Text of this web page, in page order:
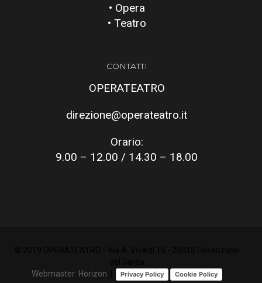
• Opera
• Teatro
CONTATTI
OPERATEATRO
direzione@operateatro.it
Orario:
9.00 – 12.00 / 14.30 – 18.00
Webmaster: Horizon
Privacy Policy Cookie Policy